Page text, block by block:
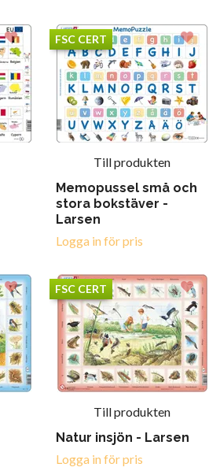
FSC CERT
Till produkten
Memopussel små och
stora bokstäver -
Larsen
Logga in för pris
FSC CERT
Till produkten
Natur insjön - Larsen
Logga in för pris